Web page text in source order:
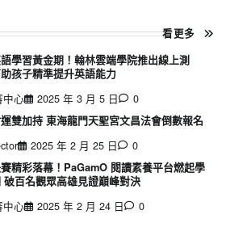
看更多
學習黃金期！翰林雲端學院推出線上測
孩子精準提升英語能力
中心
2025 年 3 月 5 日
0
雙加持 東海龍門天聖宮文昌法會倒數報名
2025 年 2 月 25 日
0
精彩落幕！PaGamO 閱讀素養平台燃起學
破百名觀眾高雄見證巔峰對決
中心
2025 年 2 月 24 日 0